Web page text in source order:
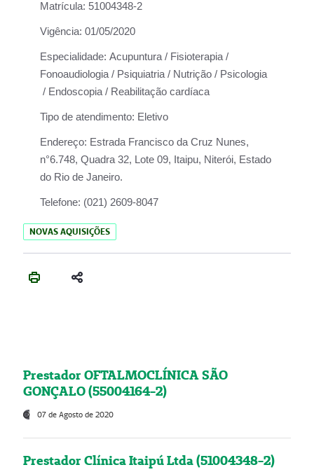
Matrícula: 51004348-2
Vigência: 01/05/2020
Especialidade: Acupuntura / Fisioterapia /
Fonoaudiologia / Psiquiatria / Nutrição / Psicologia
/ Endoscopia / Reabilitação cardíaca
Tipo de atendimento: Eletivo
Endereço: Estrada Francisco da Cruz Nunes,
n°6.748, Quadra 32, Lote 09, Itaipu, Niterói, Estado
do Rio de Janeiro.
Telefone: (021) 2609-8047
NOVAS AQUISIÇÕES
Prestador OFTALMOCLÍNICA SÃO
GONÇALO (55004164-2)
07 de Agosto de 2020
Prestador Clínica Itaipú Ltda (51004348-2)